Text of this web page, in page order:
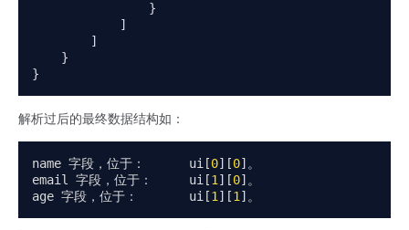
}
]
]
}
}
解析过后的最终数据结构如：
name 字段，位于：
      ui
[0][0]。
email 字段，位于：
     ui
[1 ][0]。
age 字段，位于：
       ui
[1 ][1 ]。